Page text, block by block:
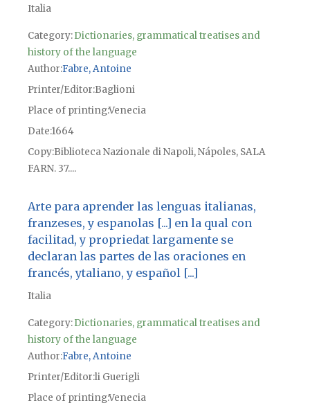
Italia
Category:Dictionaries, grammatical treatises and
history of the language
Author Fabre, Antoine
Printer/Editor Baglioni
Place of printingVenecia
Date1664
CopyBiblioteca Nazionale di Napoli, Nápoles, SALA
FARN. 37....
Arte para aprender las lenguas italianas,
franzeses, y espanolas [...] en la qual con
facilitad, y propriedat largamente se
declaran las partes de las oraciones en
francés, ytaliano, y español [...]
Italia
Category:Dictionaries, grammatical treatises and
history of the language
Author Fabre, Antoine
Printer/Editor li Guerigli
Place of printingVenecia